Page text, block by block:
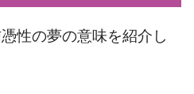
性の夢の意味を紹介し